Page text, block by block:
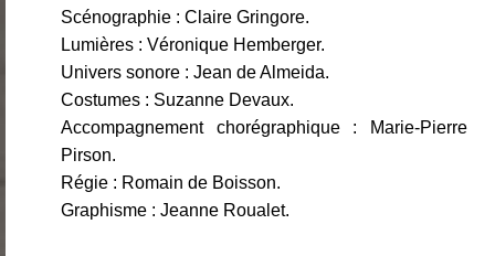
Scénographie : Claire Gringore.
Lumières : Véronique Hemberger.
Univers sonore : Jean de Almeida.
Costumes : Suzanne Devaux.
Accompagnement chorégraphique : Marie-Pierre
Pirson.
Régie : Romain de Boisson.
Graphisme : Jeanne Roualet.